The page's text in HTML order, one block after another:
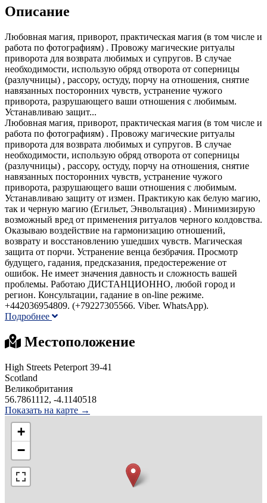
Описание
Любовная магия, приворот, практическая магия (в том числе и
работа по фотографиям) . Провожу магические ритуалы
приворота для возврата любимых и супругов. В случае
необходимости, использую обряд отворота от соперницы
(разлучницы) , рассору, остуду, порчу на отношения, снятие
навязанных посторонних чувств, устранение чужого
приворота, разрушающего ваши отношения с любимым.
Устанавливаю защит...
Любовная магия, приворот, практическая магия (в том числе и
работа по фотографиям) . Провожу магические ритуалы
приворота для возврата любимых и супругов. В случае
необходимости, использую обряд отворота от соперницы
(разлучницы) , рассору, остуду, порчу на отношения, снятие
навязанных посторонних чувств, устранение чужого
приворота, разрушающего ваши отношения с любимым.
Устанавливаю защиту от измен. Практикую как белую магию,
так и черную магию (Егильет, Энвольтация) . Минимизирую
возможный вред от применения ритуалов черного колдовства.
Оказываю воздействие на гармонизацию отношений,
возврату и восстановлению ушедших чувств. Магическая
защита от порчи. Устранение венца безбрачия. Просмотр
будущего, гадания, предсказания, предостережение от
ошибок. Не имеет значения давность и сложность вашей
проблемы. Работаю ДИСТАНЦИОННО, любой город и
регион. Консультации, гадание в on-line режиме.
+442036954809. (+79227305566. Viber. WhatsApp).
Подробнее
Местоположение
High Streets Peterport 39-41
Scotland
Великобритания
56.7861112, -4.1140518
Показать на карте →
+
−